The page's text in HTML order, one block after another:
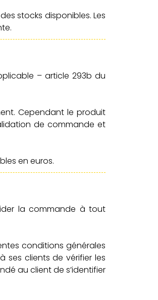
stocks disponibles. Les
– article 293b du
Cependant le produit
de commande et
en euros.
la commande à tout
conditions générales
ses clients de vérifier les
au client de s’identifier